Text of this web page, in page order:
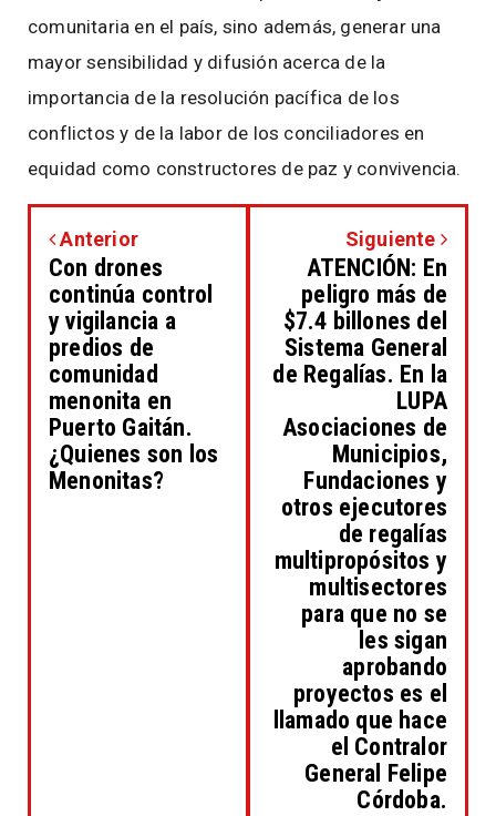
comunitaria en el país, sino además, generar una
mayor sensibilidad y difusión acerca de la
importancia de la resolución pacífica de los
conflictos y de la labor de los conciliadores en
equidad como constructores de paz y convivencia.
Anterior
Con drones
continúa control
y vigilancia a
predios de
comunidad
menonita en
Puerto Gaitán.
¿Quienes son los
Menonitas?
Siguiente
ATENCIÓN: En
peligro más de
$7.4 billones del
Sistema General
de Regalías. En la
LUPA
Asociaciones de
Municipios,
Fundaciones y
otros ejecutores
de regalías
multipropósitos y
multisectores
para que no se
les sigan
aprobando
proyectos es el
llamado que hace
el Contralor
General Felipe
Córdoba.